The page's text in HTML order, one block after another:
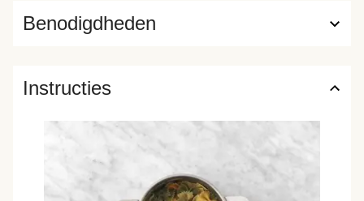
Benodigdheden
Instructies